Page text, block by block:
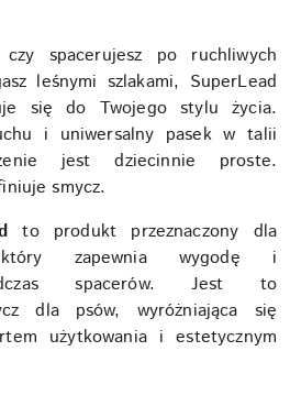
spacerujesz po ruchliwych
leśnymi szlakami, SuperLead
się do Twojego stylu życia.
i uniwersalny pasek w talii
jest dziecinnie proste.
smycz.
to produkt przeznaczony dla
zapewnia wygodę i
spacerów. Jest to
dla psów, wyróżniająca się
użytkowania i estetycznym